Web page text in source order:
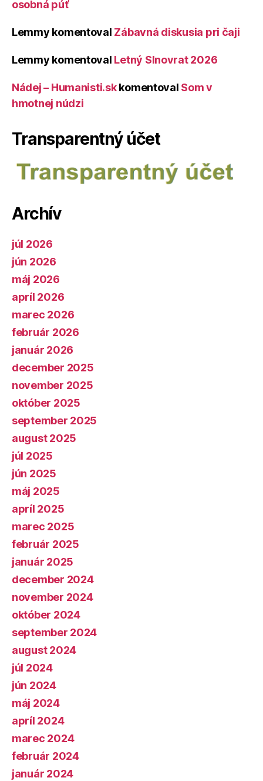
osobná púť
Lemmy komentoval Zábavná diskusia pri čaji
Lemmy komentoval Letný Slnovrat 2026
Nádej – Humanisti.skkomentoval Som v
hmotnej núdzi
Transparentný účet
Archív
júl 2026
jún 2026
máj 2026
apríl 2026
marec 2026
február 2026
január 2026
december 2025
november 2025
október 2025
september 2025
august 2025
júl 2025
jún 2025
máj 2025
apríl 2025
marec 2025
február 2025
január 2025
december 2024
november 2024
október 2024
september 2024
august 2024
júl 2024
jún 2024
máj 2024
apríl 2024
marec 2024
február 2024
január 2024